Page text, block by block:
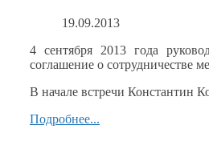
19.09.2013
4 сентября 2013 года
соглашение о сотрудничестве
В начале встречи Константин
Подробнее...